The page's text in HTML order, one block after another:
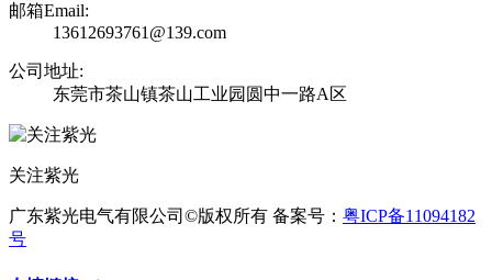
邮箱Email:
13612693761@139.com
公司地址:
东莞市茶山镇茶山工业园圆中一路A区
关注紫光
广东紫光电气有限公司©版权所有 备案号： 粤ICP备11094182
号